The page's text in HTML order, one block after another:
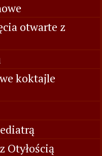
otwarte z
koktajle
Otyłością